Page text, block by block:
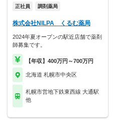
正社員 調剤薬局
株式会社NILPA くるむ薬局
2024年夏オープンの駅近店舗で薬剤
師募集です。
【年収】400万円～700万円
北海道 札幌市中央区
札幌市営地下鉄東西線 大通駅
他